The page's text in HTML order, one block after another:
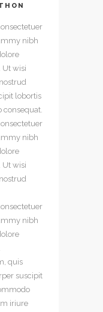
nibh
Ut wisi
lobortis
consequat.
nibh
Ut wisi
nibh
quis
suscipit
iriure